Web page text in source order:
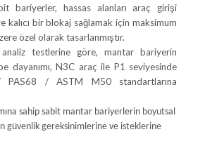
bariyerler, hassas alanları araç girişi
kalıcı bir blokaj sağlamak için maksimum
özel olarak tasarlanmıştır.
testlerine göre, mantar bariyerin
dayanımı, N3C araç ile P1 seviyesinde
/ ASTM M50 standartlarına
sahip sabit mantar bariyerlerin boyutsal
güvenlik gereksinimlerine ve isteklerine